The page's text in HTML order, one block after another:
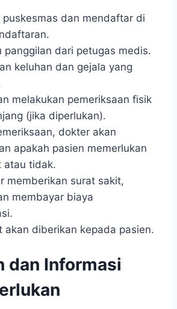
puskesmas dan mendaftar di
panggilan dari petugas medis.
keluhan dan gejala yang
melakukan pemeriksaan fisik
(jika diperlukan).
dokter akan
apakah pasien memerlukan
atau tidak.
memberikan surat sakit,
membayar biaya
akan diberikan kepada pasien.
dan Informasi